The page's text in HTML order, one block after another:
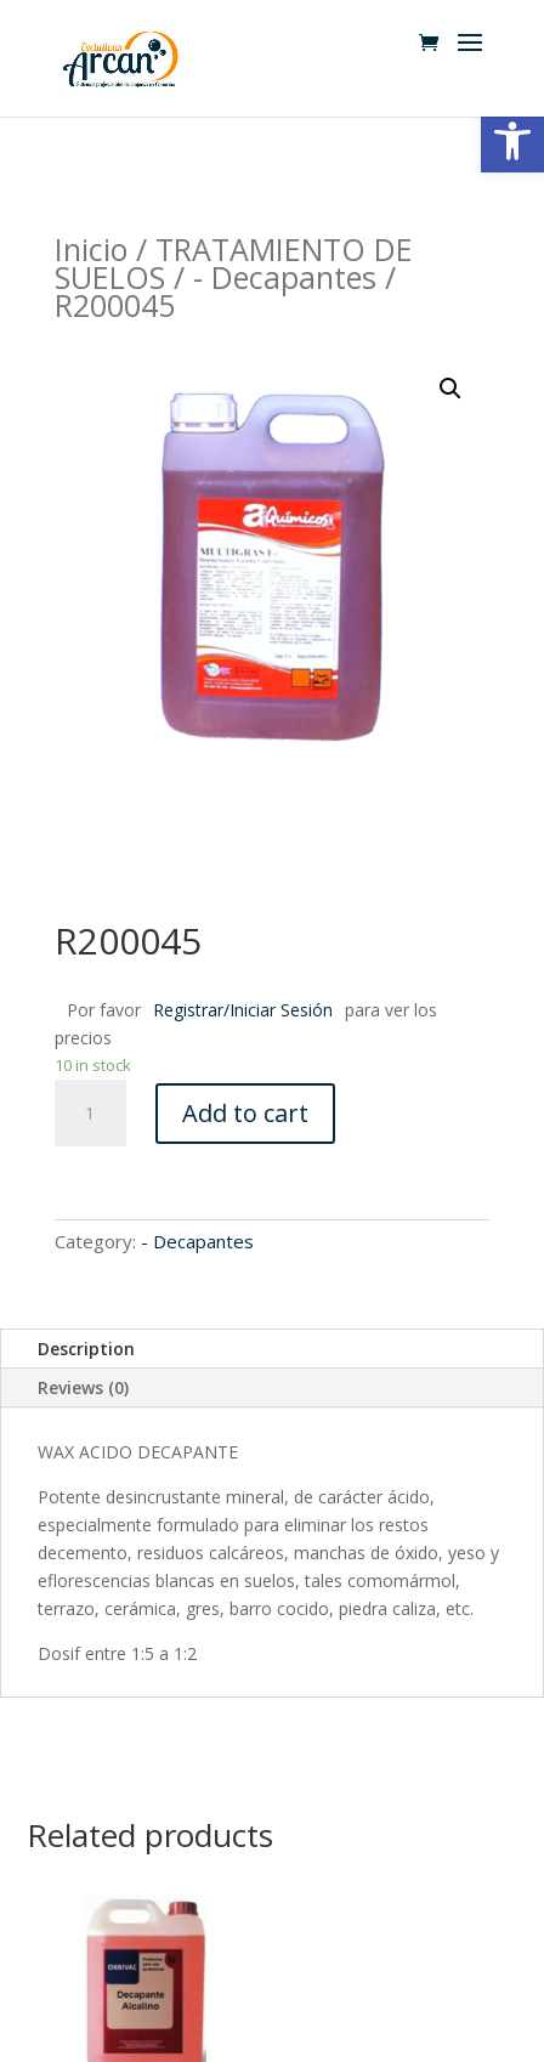
Inicio / TRATAMIENTO DE
SUELOS / - Decapantes /
R200045
R200045
Por favor Registrar/Iniciar Sesión para ver los
precios
10 in stock
quantity
Add to cart
Category: - Decapantes
Description
Reviews (0)
WAX ACIDO DECAPANTE
Potente desincrustante mineral, de carácter ácido,
especialmente formulado para eliminar los restos
decemento, residuos calcáreos, manchas de óxido, yeso y
eflorescencias blancas en suelos, tales comomármol,
terrazo, cerámica, gres, barro cocido, piedra caliza, etc.
Dosif entre 1:5 a 1:2
Related products